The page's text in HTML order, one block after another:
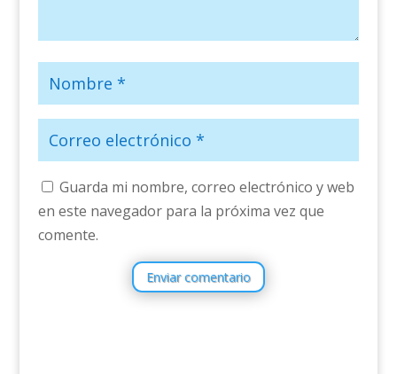
Guarda mi nombre, correo electrónico y web
en este navegador para la próxima vez que
comente.
Enviar comentario